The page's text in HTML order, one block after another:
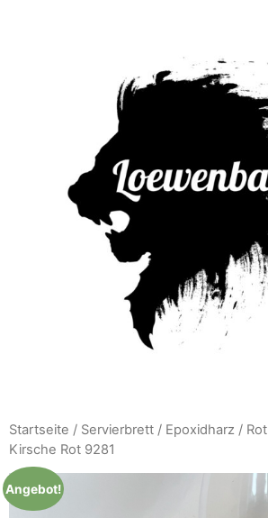
Startseite / Servierbrett / Epoxidharz / Rot
Kirsche Rot 9281
Angebot!